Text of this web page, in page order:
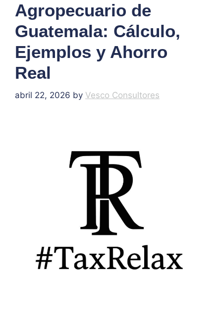
Agropecuario de
Guatemala: Cálculo,
Ejemplos y Ahorro
Real
abril 22, 2026 by Vesco Consultores